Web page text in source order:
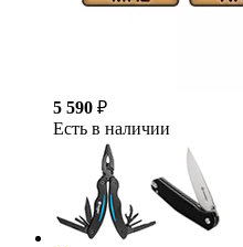
5 590 ₽
Есть в наличии